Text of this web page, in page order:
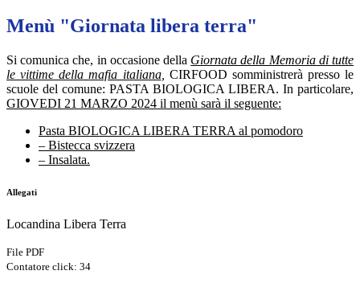
Menù "Giornata libera terra"
Si comunica che, in occasione della Giornata della Memoria di tutte
le vittime della mafia italiana, CIRFOOD somministrerà presso le
scuole del comune: PASTA BIOLOGICA LIBERA. In particolare,
GIOVEDI 21 MARZO 2024 il menù sarà il seguente:
Pasta BIOLOGICA LIBERA TERRA al pomodoro
– Bistecca svizzera
– Insalata.
Allegati
Locandina Libera Terra
File PDF
Contatore click: 34